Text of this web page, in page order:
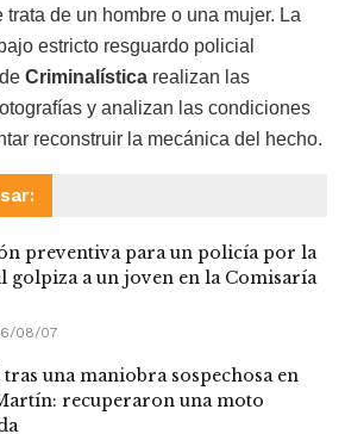
de un hombre o una mujer. La
estricto resguardo policial
Criminalística realizan las
y analizan las condiciones
reconstruir la mecánica del hecho.
preventiva para un policía por la
golpiza a un joven en la Comisaría
08/07
tras una maniobra sospechosa en
recuperaron una moto